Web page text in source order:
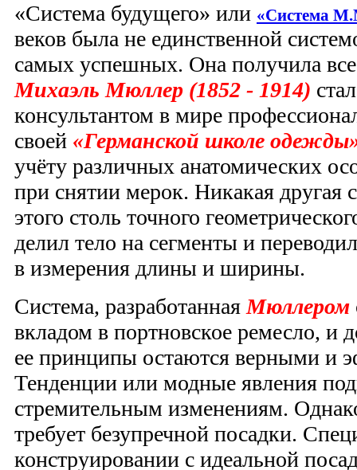
«Система будущего» или «Система
веков была не единственной
самых успешных. Она получила
Михаэль Мюллер (1852 - 1914)
консультантом в мире
своей «Германской школе
учёту различных анатомических
при снятии мерок. Никакая другая
этого столь точного
делил тело на сегменты и
в измерения длины и ширины.
Система, разработаннаяМюллером
вкладом в портновское ремесло, и
ее принципы остаются верными и
Тенденции или модные явления
стремительным изменениям.
требует безупречной посадки.
конструировании с идеальной